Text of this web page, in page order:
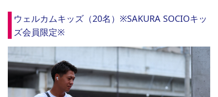
ウェルカムキッズ（20名）※SAKURA SOCIOキッ
ズ会員限定※